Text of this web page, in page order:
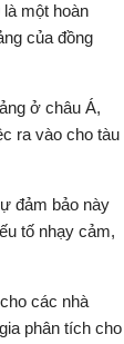
một hoàn
của đồng
ở châu Á,
ra vào cho tàu
đảm bảo này
tố nhạy cảm,
các nhà
phân tích cho